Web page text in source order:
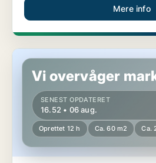
Mere info
Lejlighed i Munkebo
Vi overvåger
SENEST OPDATERET
16.52 • 06 aug.
Oprettet 12 h Ca. 60 m2 Ca.